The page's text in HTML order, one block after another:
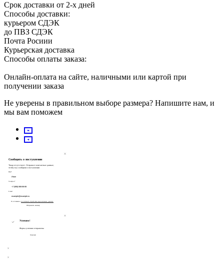
Срок доставки от 2-х дней
Способы доставки:
курьером СДЭК
до ПВЗ СДЭК
Почта Росиии
Курьерская доставка
Способы оплаты заказа:
Онлайн-оплата на сайте, наличными или картой при
получении заказа
Не уверены в правильном выборе размера? Напишите нам, и
мы вам поможем
Сообщить о поступлении
Товар отсутствует. Отправьте контактные данные,
чтобы мы сообщили о поступлении
Имя*
Телефон*
Я соглашаюсь с политикой обработки персональных данных
Отправить заявку
Успешно!
Форма успешно отправлена
Хорошо